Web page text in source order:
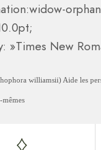
»Times New
williamsii) Aide les
mêmes